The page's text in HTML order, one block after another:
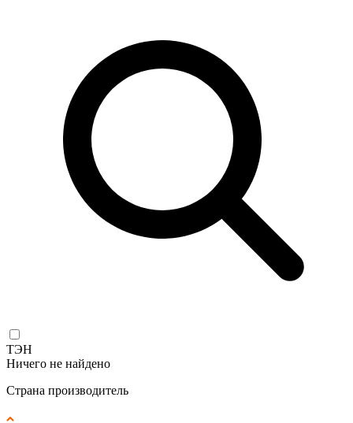
ТЭН
Ничего не найдено
Страна производитель